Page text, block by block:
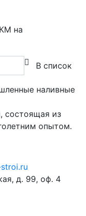
на
В список
состоящая из
опытом.
д. 99, оф. 4